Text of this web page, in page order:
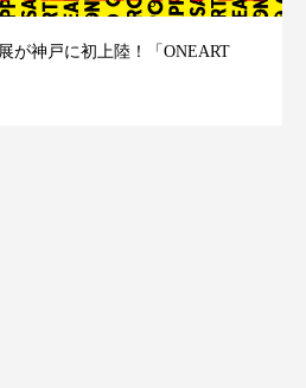
が神戸に初上陸！「ONEART